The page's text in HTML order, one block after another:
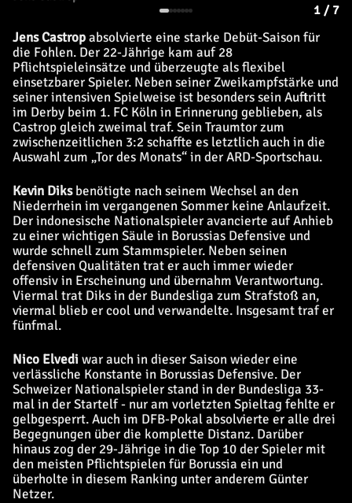
1 / 7
Jens Castropabsolvierte eine starke Debüt-Saison für
die Fohlen. Der 22-Jährige kam auf 28
Pflichtspieleinsätze und überzeugte als flexibel
einsetzbarer Spieler. Neben seiner Zweikampfstärke und
seiner intensiven Spielweise ist besonders sein Auftritt
im Derby beim 1. FC Köln in Erinnerung geblieben, als
Castrop gleich zweimal traf. Sein Traumtor zum
zwischenzeitlichen 3:2 schaffte es letztlich auch in die
Auswahl zum „Tor des Monats“ in der ARD-Sportschau.
Kevin Diksbenötigte nach seinem Wechsel an den
Niederrhein im vergangenen Sommer keine Anlaufzeit.
Der indonesische Nationalspieler avancierte auf Anhieb
zu einer wichtigen Säule in Borussias Defensive und
wurde schnell zum Stammspieler. Neben seinen
defensiven Qualitäten trat er auch immer wieder
offensiv in Erscheinung und übernahm Verantwortung.
Viermal trat Diks in der Bundesliga zum Strafstoß an,
viermal blieb er cool und verwandelte. Insgesamt traf er
fünfmal.
Nico Elvedi war auch in dieser Saison wieder eine
verlässliche Konstante in Borussias Defensive. Der
Schweizer Nationalspieler stand in der Bundesliga 33-
mal in der Startelf - nur am vorletzten Spieltag fehlte er
gelbgesperrt. Auch im DFB-Pokal absolvierte er alle drei
Begegnungen über die komplette Distanz. Darüber
hinaus zog der 29-Jährige in die Top 10 der Spieler mit
den meisten Pflichtspielen für Borussia ein und
überholte in diesem Ranking unter anderem Günter
Netzer.